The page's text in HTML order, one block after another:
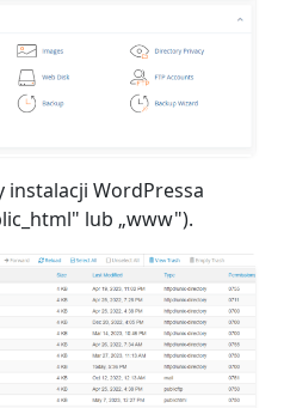
instalacji WordPressa
lub „www").